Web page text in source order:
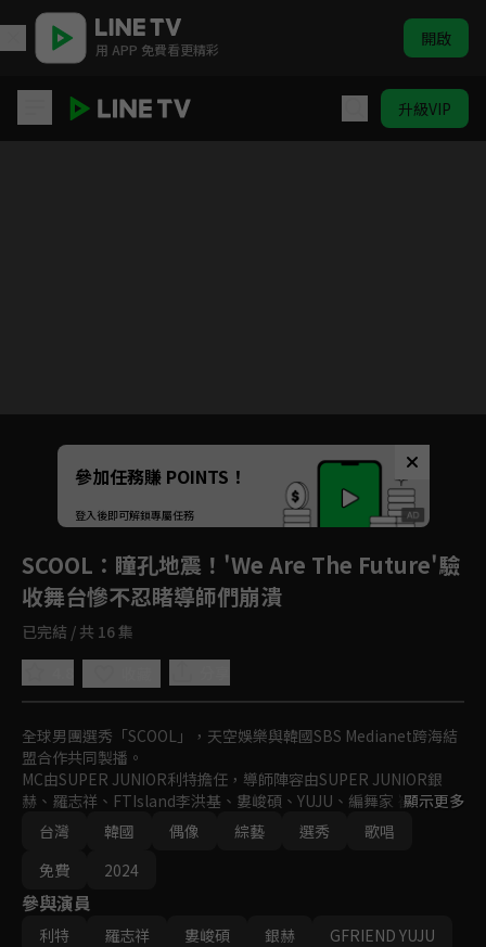
用 APP 免費看更精彩 開啟
升級VIP
Unmute
參加任務賺 POINTS！
登入後即可解鎖專屬任務
SCOOL ：瞳孔地震！'We Are The Future'驗
收舞台慘不忍睹導師們崩潰
已完結 / 共 16 集
全球男團選秀「SCOOL」，天空娛樂與韓國SBS Medianet跨海結
盟合作共同製播。
MC由SUPER JUNIOR利特擔任，導師陣容由SUPER JUNIOR銀
赫、羅志祥、FTIsland李洪基、婁峻碩、YUJU、編舞家 崔容俊所
組成。
史無前例的夢幻卡司，共同打造全球新指標偶像男團。
顯示更多
台灣
韓國 偶像 綜藝 選秀
歌唱
免費
2024
參與演員
利特 羅志祥 婁峻碩 銀赫
GFRIEND YUJU